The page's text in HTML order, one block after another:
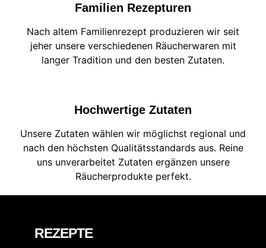
Familien Rezepturen
Nach altem Familienrezept produzieren wir seit
jeher unsere verschiedenen Räucherwaren mit
langer Tradition und den besten Zutaten.
Hochwertige Zutaten
Unsere Zutaten wählen wir möglichst regional und
nach den höchsten Qualitätsstandards aus. Reine
uns unverarbeitet Zutaten ergänzen unsere
Räucherprodukte perfekt.
REZEPTE